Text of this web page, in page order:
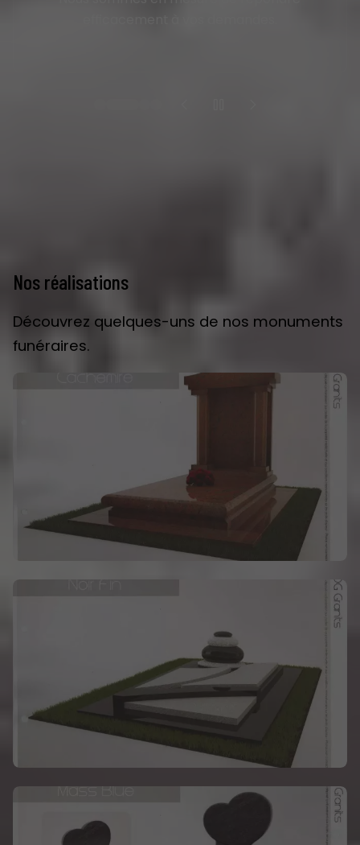
Nos réalisations
Découvrez quelques-uns de nos monuments
funéraires.